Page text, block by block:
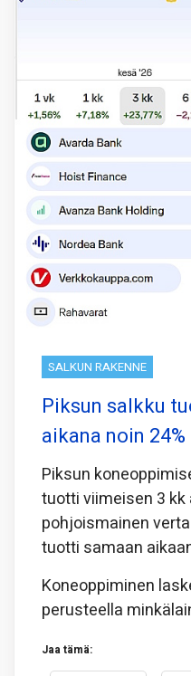
SALKUN RAKENNE
Piksun salkku
aikana noin 24%
Piksun
tuotti viimeisen 3 kk
pohjoismainen
tuotti samaan
Koneoppiminen
perusteella
Jaa tämä: